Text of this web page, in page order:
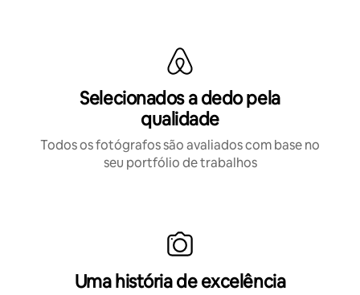
Selecionados a dedo pela
qualidade
Todos os fotógrafos são avaliados com base no
seu portfólio de trabalhos
Uma história de excelência